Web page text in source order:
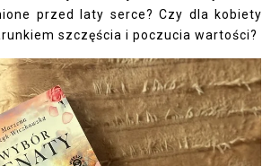
przed laty serce? Czy dla kobiety
szczęścia i poczucia wartości?